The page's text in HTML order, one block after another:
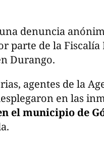
denuncia
parte de la Fiscalía
Durango.
agentes de la
en las
el municipio de